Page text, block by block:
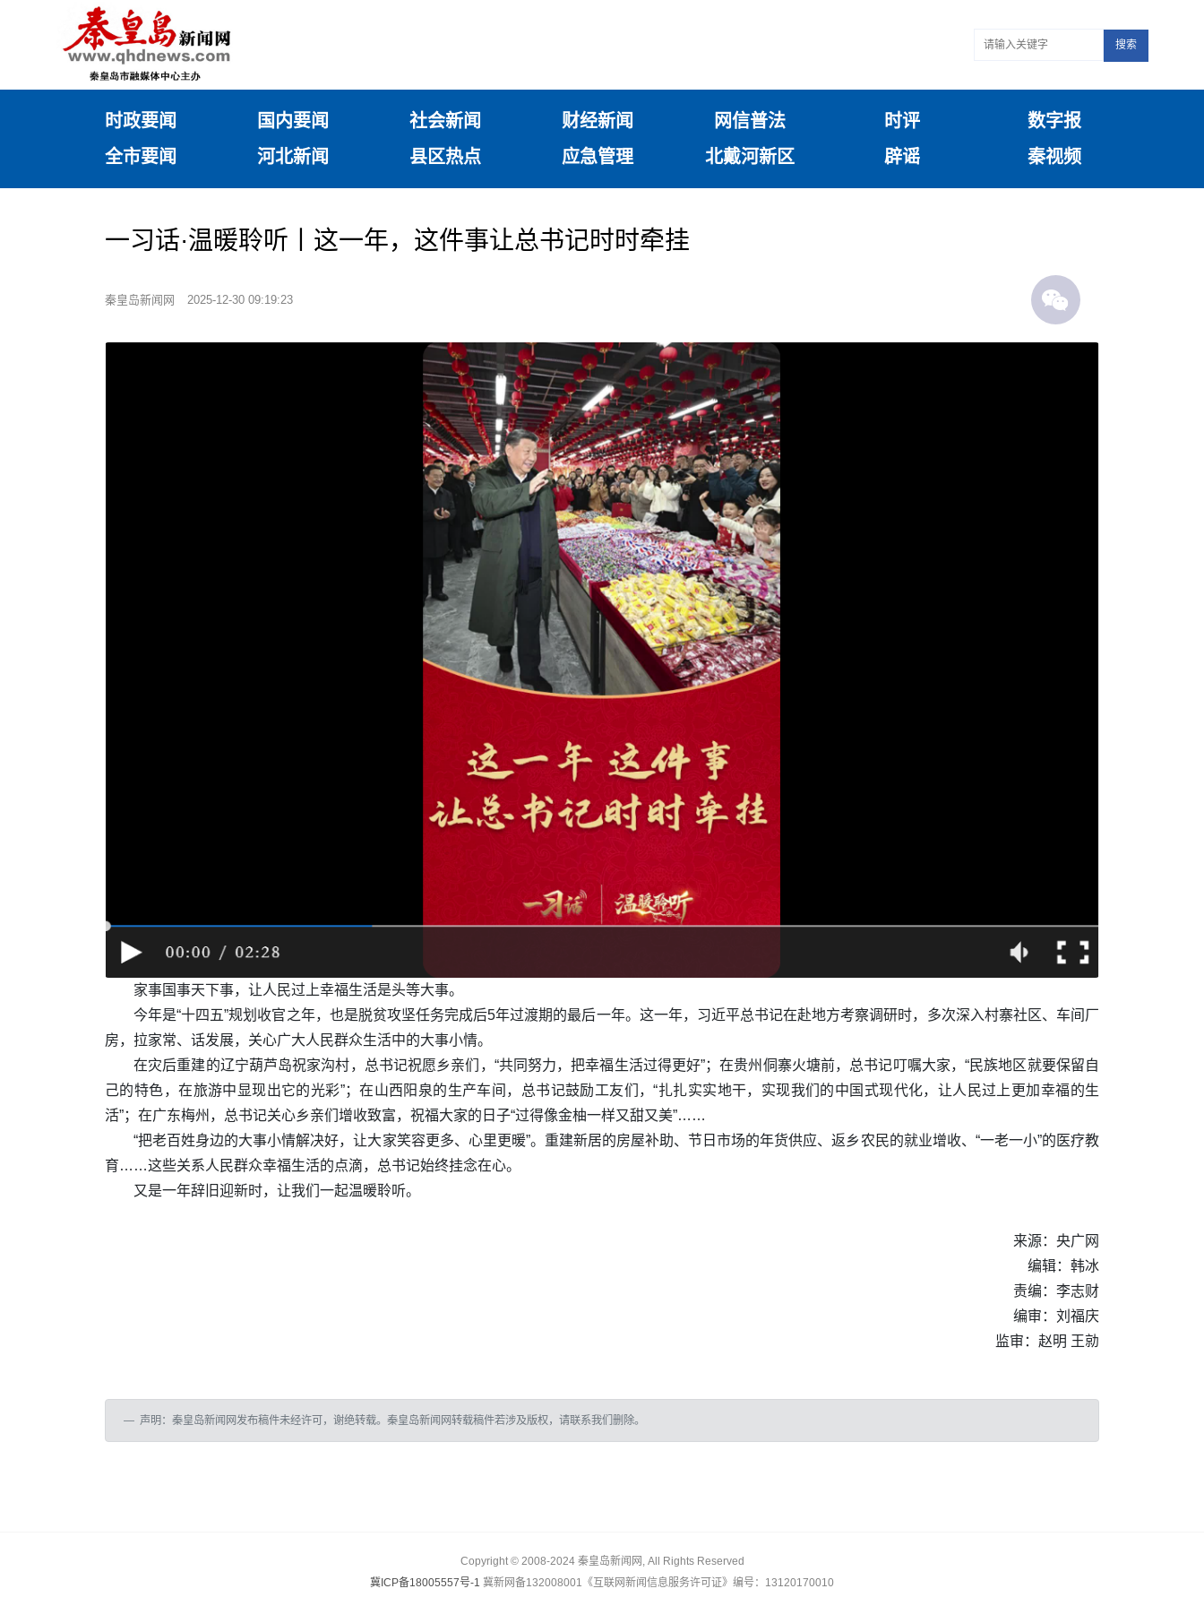
搜索
时政要闻 国内要闻 社会新闻 财经新闻 网信普法 时评
数字报
全市要闻
河北新闻 县区热点 应急管理 北戴河新区 辟谣 秦视频
一习话·温暖聆听丨这一年，这件事让总书记时时牵挂
秦皇岛新闻网 2025-12-30 09:19:23
家事国事天下事，让人民过上幸福生活是头等大事。
今年是“十四五”规划收官之年，也是脱贫攻坚任务完成后5年过渡期的最后一年。这一年，习近平总书记在赴地方考察调研时，多次深入村寨社区、车间厂
房，拉家常、话发展，关心广大人民群众生活中的大事小情。
在灾后重建的辽宁葫芦岛祝家沟村，总书记祝愿乡亲们，“共同努力，把幸福生活过得更好”；在贵州侗寨火塘前，总书记叮嘱大家，“民族地区就要保留自
己的特色，在旅游中显现出它的光彩”；在山西阳泉的生产车间，总书记鼓励工友们，“扎扎实实地干，实现我们的中国式现代化，让人民过上更加幸福的生
活”；在广东梅州，总书记关心乡亲们增收致富，祝福大家的日子“过得像金柚一样又甜又美”……
“把老百姓身边的大事小情解决好，让大家笑容更多、心里更暖”。重建新居的房屋补助、节日市场的年货供应、返乡农民的就业增收、“一老一小”的医疗教
育……这些关系人民群众幸福生活的点滴，总书记始终挂念在心。
又是一年辞旧迎新时，让我们一起温暖聆听。
来源：央广网
编辑：韩冰
责编：李志财
编审：刘福庆
监审：赵明 王勍
声明：秦皇岛新闻网发布稿件未经许可，谢绝转载。秦皇岛新闻网转载稿件若涉及版权，请联系我们删除。
Copyright © 2008-2024 秦皇岛新闻网, All Rights Reserved
冀ICP备18005557号-1 冀新网备132008001《互联网新闻信息服务许可证》编号：13120170010